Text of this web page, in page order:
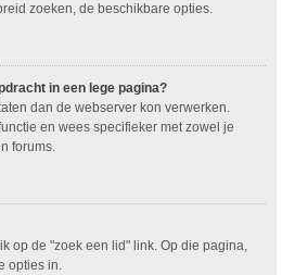
zoeken, de beschikbare opties.
in een lege pagina?
dan de webserver kon verwerken.
en wees specifieker met zowel je
forums.
op de "zoek een lid" link. Op die pagina,
opties in.